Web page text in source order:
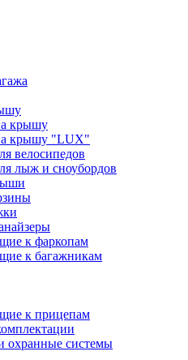
крышу
крышу "LUX"
велосипедов
лыж и сноубордов
к фаркопам
к багажникам
к прицепам
охранные системы